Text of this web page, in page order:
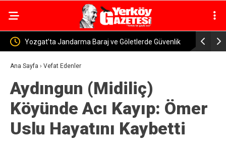
Güvenlik Yerköy-Kayseri YHT’de Kritik Eşik Aşıldı! Bakan
Uraloğlu: İşin Yarısını Tamamladık
Ana Sayfa › Vefat Edenler
Aydıngun (Midiliç)
Köyünde Acı Kayıp: Ömer
Uslu Hayatını Kaybetti